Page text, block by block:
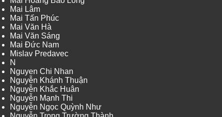
Mai Lâm
Mai Tấn Phúc
Mai Văn Hà
Mai Văn Sáng
Mai Đức Nam
Mislav Predavec
N
Nguyen Chi Nhan
Nguyễn Khánh Thuận
Nguyễn Khắc Huân
Nguyễn Mạnh Thi
Nguyễn Ngọc Quỳnh Như